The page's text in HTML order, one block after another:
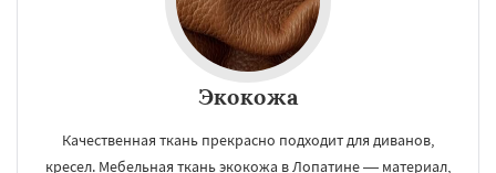
Экокожа
Качественная ткань прекрасно подходит для диванов,
кресел. Мебельная ткань экокожа в Лопатине — материал,